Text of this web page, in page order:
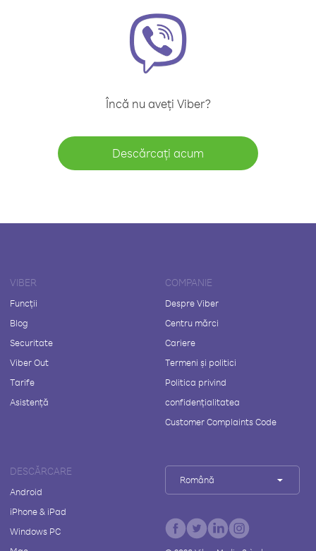
Încă nu aveți Viber?
Descărcați acum
VIBER
Funcții
Blog
Securitate
Viber Out
Tarife
Asistență
COMPANIE
Despre Viber
Centru mărci
Cariere
Termeni și politici
Politica privind
confidențialitatea
Customer Complaints Code
DESCĂRCARE
Android
iPhone & iPad
Windows PC
Română